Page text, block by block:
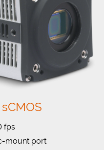
fps
mount port